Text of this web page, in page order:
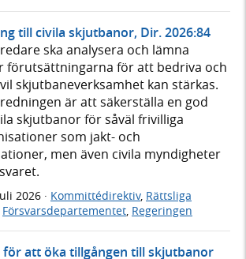
till civila skjutbanor, Dir. 2026:84
ska analysera och lämna
förutsättningarna för att bedriva och
skjutbaneverksamhet kan stärkas.
är att säkerställa en god
skjutbanor för såväl frivilliga
som jakt- och
men även civila myndigheter
2026 · Kommittédirektiv, Rättsliga
Försvarsdepartementet, Regeringen
att öka tillgången till skjutbanor